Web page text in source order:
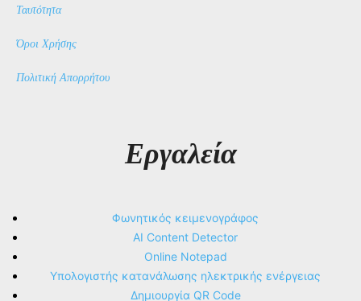
Ταυτότητα
Όροι Χρήσης
Πολιτική Απορρήτου
Εργαλεία
Φωνητικός κειμενογράφος
AI Content Detector
Online Notepad
Υπολογιστής κατανάλωσης ηλεκτρικής ενέργειας
Δημιουργία QR Code